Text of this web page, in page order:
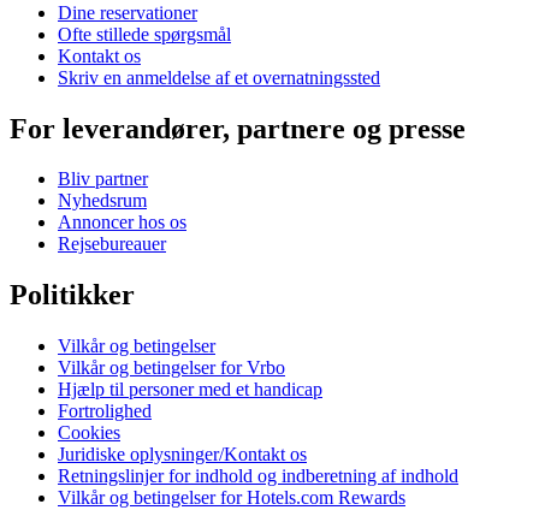
Dine reservationer
Ofte stillede spørgsmål
Kontakt os
Skriv en anmeldelse af et overnatningssted
For leverandører, partnere og presse
Bliv partner
Nyhedsrum
Annoncer hos os
Rejsebureauer
Politikker
Vilkår og betingelser
Vilkår og betingelser for Vrbo
Hjælp til personer med et handicap
Fortrolighed
Cookies
Juridiske oplysninger/Kontakt os
Retningslinjer for indhold og indberetning af indhold
Vilkår og betingelser for Hotels.com Rewards